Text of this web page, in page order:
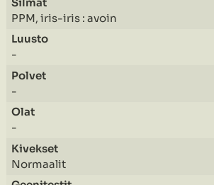
PPM, iris-iris : avoin
-
-
-
Normaalit